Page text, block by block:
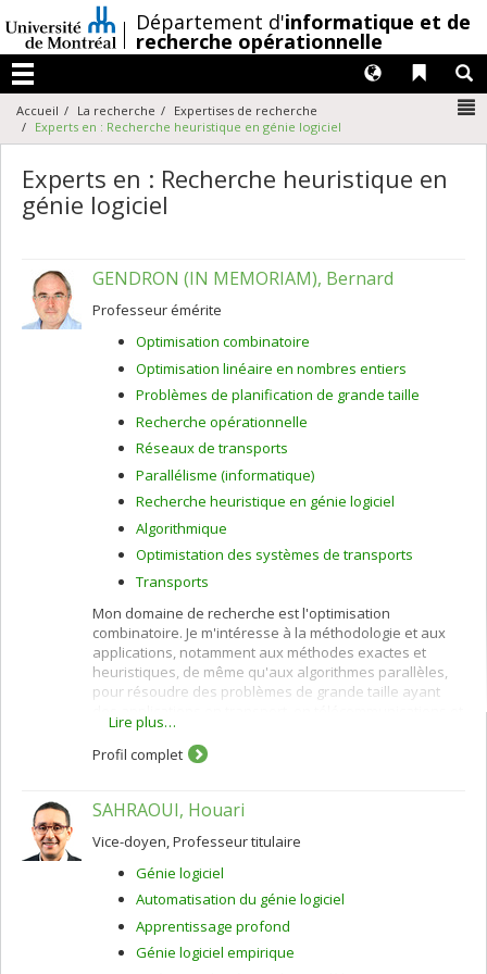
au
contenu
/Département d'informatique et de
recherche opérationnelle
Menu
Liens
Langues
Accueil La recherche
Expertises de recherche
Experts en : Recherche heuristique en génie logiciel
Experts en : Recherche heuristique en
génie logiciel
GENDRON (IN MEMORIAM), Bernard
Professeur émérite
Optimisation combinatoire
Optimisation linéaire en nombres entiers
Problèmes de planification de grande taille
Recherche opérationnelle
Réseaux de transports
Parallélisme (informatique)
Recherche heuristique en génie logiciel
Algorithmique
Optimistation des systèmes de transports
Transports
Mon domaine de recherche est l'optimisation
combinatoire. Je m'intéresse à la méthodologie et aux
applications, notamment aux méthodes exactes et
heuristiques, de même qu'aux algorithmes parallèles,
pour résoudre des problèmes de grande taille ayant
en santé.
Lire plus…
Profil complet
SAHRAOUI, Houari
Vice-doyen, Professeur titulaire
Génie logiciel
Automatisation du génie logiciel
Apprentissage profond
Génie logiciel empirique